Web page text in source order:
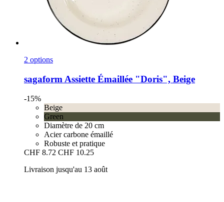
2 options
sagaform Assiette Émaillée "Doris", Beige
-15%
Beige
Green
Diamètre de 20 cm
Acier carbone émaillé
Robuste et pratique
CHF 8.72 CHF 10.25
Livraison jusqu'au 13 août